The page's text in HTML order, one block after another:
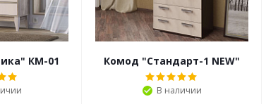
КМ-01 Комод "Стандарт-1 NEW"
В наличии